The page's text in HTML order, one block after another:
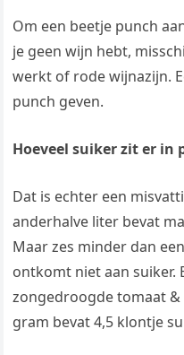
Om een beetje punch
je geen wijn hebt,
werkt of rode wijnazijn.
punch geven.
Hoeveel suiker zit er in
Dat is echter een
anderhalve liter bevat
Maar zes minder dan
ontkomt niet aan suiker.
zongedroogde tomaat &
gram bevat 4,5 klontje